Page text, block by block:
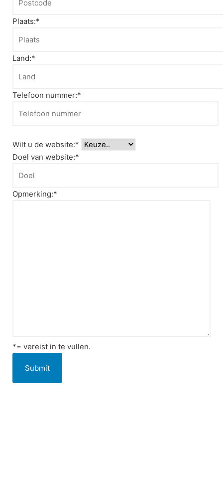
Plaats:*
Land:*
Telefoon nummer:*
Wilt u de website:*
Doel van website:*
Opmerking:*
*= vereist in te vullen.